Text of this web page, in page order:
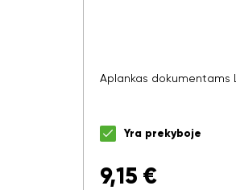
Aplankas dokumentams
Yra prekyboje
9,15 €